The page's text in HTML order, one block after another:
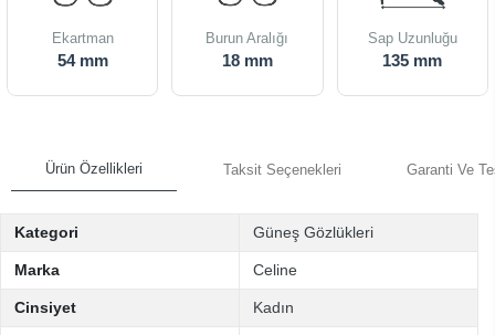
Ekartman
54 mm
Burun Aralığı
18 mm
Sap Uzunluğu
135 mm
Ürün Özellikleri Taksit Seçenekleri Garanti Ve
Kategori Güneş Gözlükleri
Marka Celine
Cinsiyet Kadın